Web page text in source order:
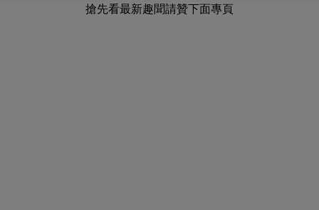
搶先看最新趣聞請贊下面專頁